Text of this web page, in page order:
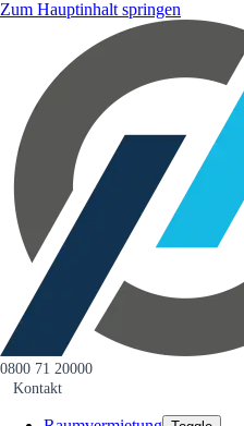
Zum Hauptinhalt springen
0800 71 20000
Kontakt